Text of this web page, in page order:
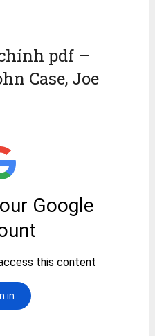
pdf –
Case, Joe